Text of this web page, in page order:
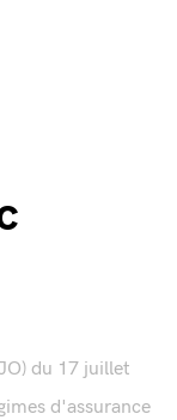
du 17 juillet
d'assurance